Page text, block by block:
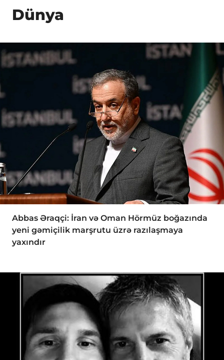
Dünya
Abbas Əraqçi: İran və Oman Hörmüz boğazında
yeni gəmiçilik marşrutu üzrə razılaşmaya
yaxındır